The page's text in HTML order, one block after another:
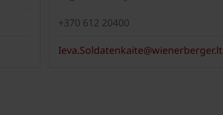
+370 612 20400
Ieva.Soldatenkaite@wienerberger.lt